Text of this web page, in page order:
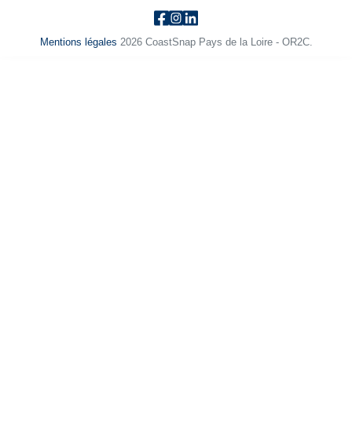
Mentions légales 2026 CoastSnap Pays de la Loire - OR2C.